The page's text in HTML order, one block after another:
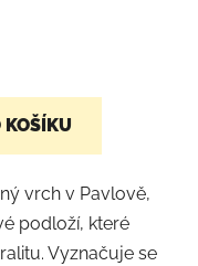
KOŠÍKU
vrch v Pavlově,
podloží, které
Vyznačuje se